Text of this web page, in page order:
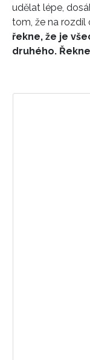
udělat lépe,
tom, že na rozdíl
řekne, že je
druhého.